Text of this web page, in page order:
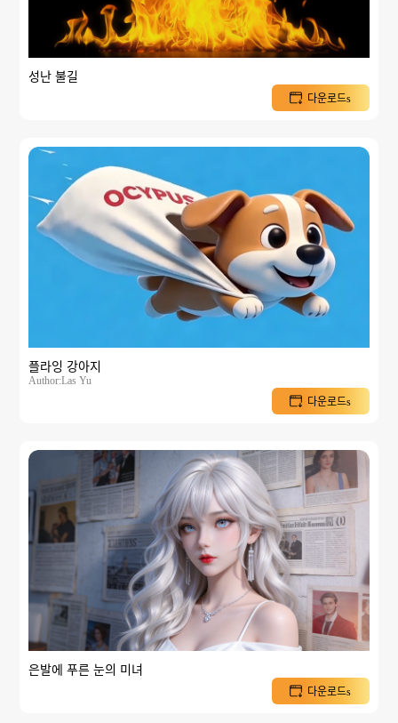
성난 불길
다운로드s
플라잉 강아지
Author:Las Yu
다운로드s
은발에 푸른 눈의 미녀
다운로드s